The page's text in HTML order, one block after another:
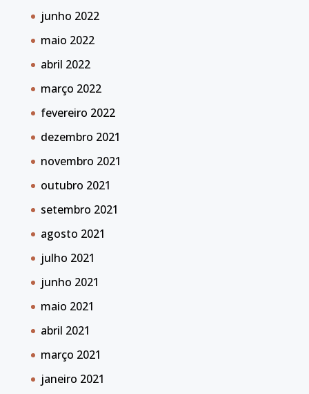
junho 2022
maio 2022
abril 2022
março 2022
fevereiro 2022
dezembro 2021
novembro 2021
outubro 2021
setembro 2021
agosto 2021
julho 2021
junho 2021
maio 2021
abril 2021
março 2021
janeiro 2021